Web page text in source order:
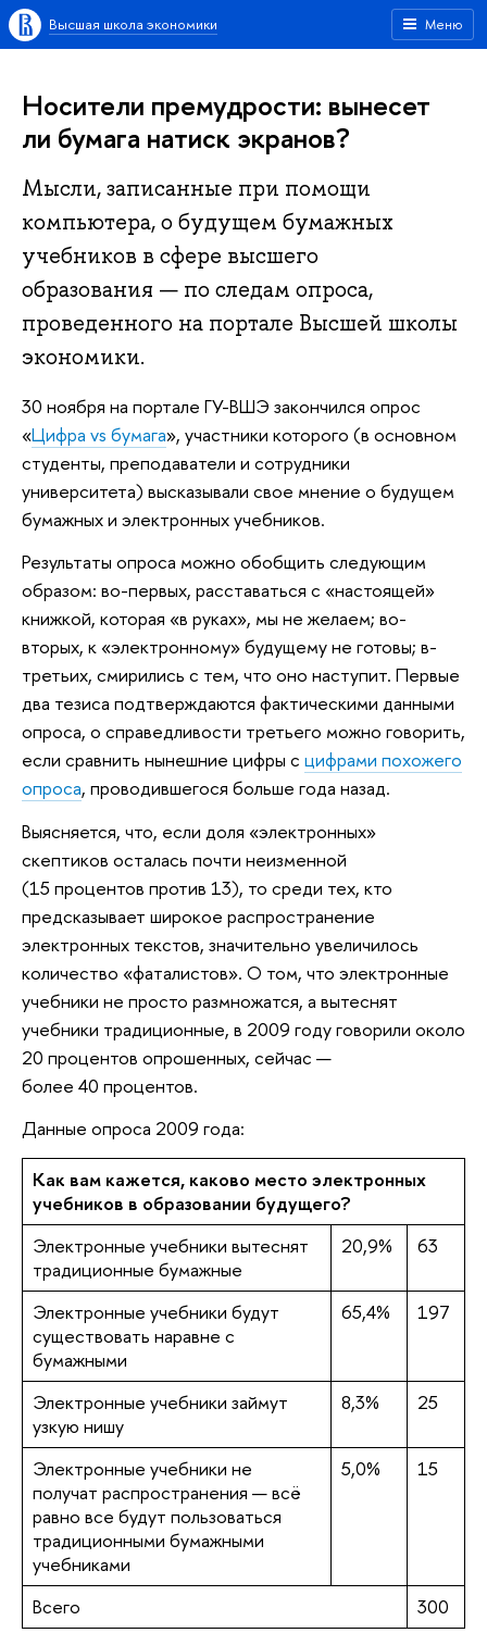
Меню
Высшая школа экономики
Носители премудрости: вынесет
ли бумага натиск экранов?
Мысли, записанные при помощи
компьютера, о будущем бумажных
учебников в сфере высшего
образования — по следам опроса,
проведенного на портале Высшей школы
экономики.
30 ноября на портале ГУ-ВШЭ закончился опрос
«Цифра vs бумага», участники которого (в основном
студенты, преподаватели и сотрудники
университета) высказывали свое мнение о будущем
бумажных и электронных учебников.
Результаты опроса можно обобщить следующим
образом: во-первых, расставаться с «настоящей»
книжкой, которая «в руках», мы не желаем; во-
вторых, к «электронному» будущему не готовы; в-
третьих, смирились с тем, что оно наступит. Первые
два тезиса подтверждаются фактическими данными
опроса, о справедливости третьего можно говорить,
если сравнить нынешние цифры с цифрами похожего
опроса, проводившегося больше года назад.
Выясняется, что, если доля «электронных»
скептиков осталась почти неизменной
(15 процентов против 13), то среди тех, кто
предсказывает широкое распространение
электронных текстов, значительно увеличилось
количество «фаталистов». О том, что электронные
учебники не просто размножатся, а вытеснят
учебники традиционные, в 2009 году говорили около
20 процентов опрошенных, сейчас —
более 40 процентов.
Данные опроса 2009 года:
Как вам кажется, каково место электронных
учебников в образовании будущего?
Электронные учебники вытеснят
традиционные бумажные
20,9% 63
Электронные учебники будут
существовать наравне с
бумажными
65,4% 197
Электронные учебники займут
узкую нишу
8,3% 25
Электронные учебники не
получат распространения — всё
равно все будут пользоваться
традиционными бумажными
учебниками
5,0% 15
Всего 300